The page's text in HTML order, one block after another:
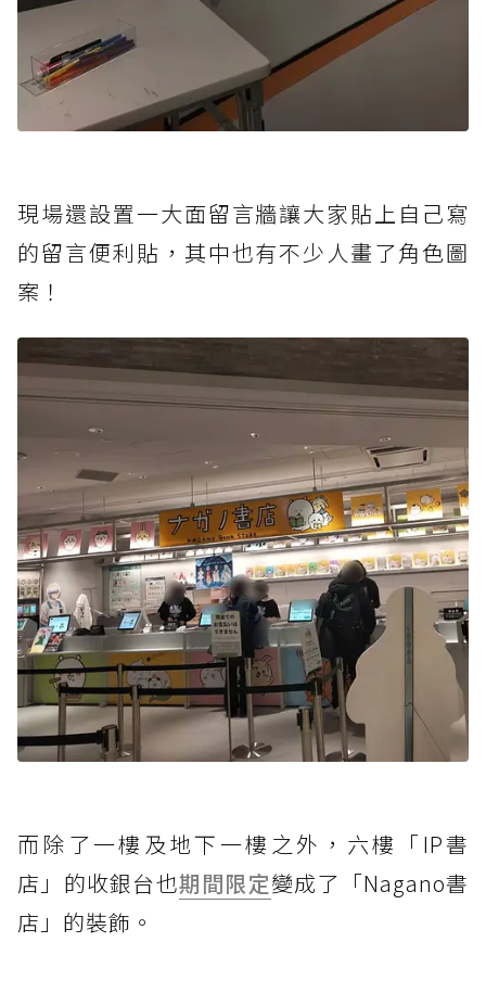
現場還設置一大面留言牆讓大家貼上自己寫
的留言便利貼，其中也有不少人畫了角色圖
案！
而除了一樓及地下一樓之外，六樓「IP書
店」的收銀台也期間限定變成了「Nagano書
店」的裝飾。